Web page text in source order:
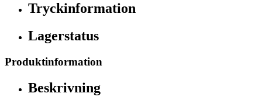
Tryckinformation
Lagerstatus
Produktinformation
Beskrivning